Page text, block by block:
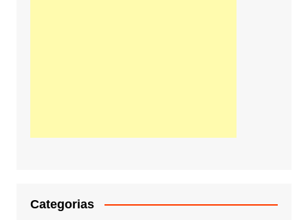
Categorias